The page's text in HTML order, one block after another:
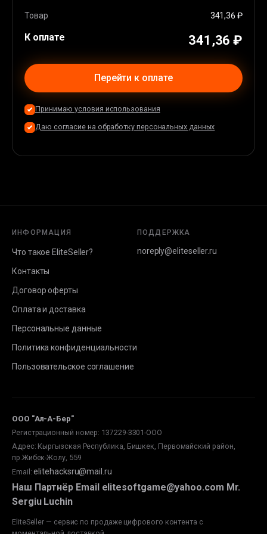
Товар 341,36 ₽
К оплате 341,36 ₽
Перейти к оплате
Принимаю условия использования
Даю согласие на обработку персональных данных
ИНФОРМАЦИЯ
Что такое EliteSeller?
Контакты
Договор оферты
Оплата и доставка
Персональные данные
Политика конфиденциальности
Пользовательское соглашение
ПОДДЕРЖКА
noreply@eliteseller.ru
ООО "Ал-А-Бер"
Регистрационный номер: 137229-3301-ООО
Адрес: Кыргызская Республика, Бишкек, Первомайский район,
пр.Жибек-Жолу, 559
Email : elitehacksru@mail.ru
Наш Партнёр Email elitesoftgame@yahoo.com Mr.
Sergiu Luchin
EliteSeller — сервис по продаже цифрового контента с